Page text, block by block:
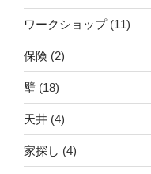
ワークショップ(11)
保険 (2)
壁 (18)
天井 (4)
家探し (4)